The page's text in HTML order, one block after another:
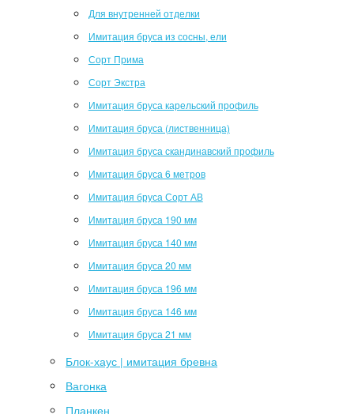
Для внутренней отделки
Имитация бруса из сосны, ели
Сорт Прима
Сорт Экстра
Имитация бруса карельский профиль
Имитация бруса (лиственница)
Имитация бруса скандинавский профиль
Имитация бруса 6 метров
Имитация бруса Сорт АВ
Имитация бруса 190 мм
Имитация бруса 140 мм
Имитация бруса 20 мм
Имитация бруса 196 мм
Имитация бруса 146 мм
Имитация бруса 21 мм
Блок-хаус | имитация бревна
Вагонка
Планкен